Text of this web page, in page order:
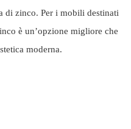
di zinco. Per i mobili destinati
è un’opzione migliore che
moderna.